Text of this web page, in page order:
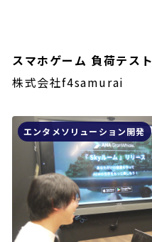
スマホゲーム 負荷テスト
株式会社f4samurai
エンタメソリューション開発